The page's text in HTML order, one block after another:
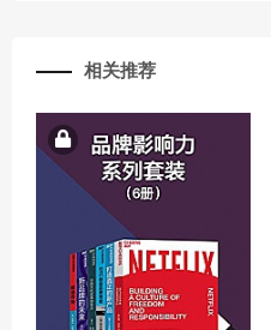
相关推荐